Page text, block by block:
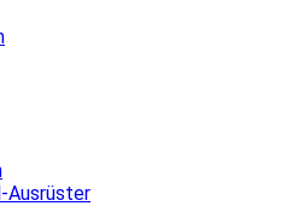
Ausrüster